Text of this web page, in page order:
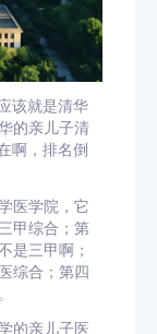
该就是清华
的亲儿子清
啊，排名倒
医学院，它
甲综合；第
是三甲啊；
综合；第四
的亲儿子医